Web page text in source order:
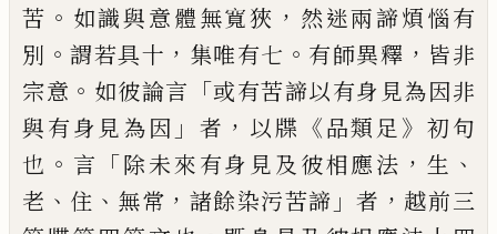
苦 。 如識與意體無寬狹 ， 然迷兩諦煩惱有
別 。謂若具十 ， 集唯有七 。 有師異釋 ， 皆非
宗意 。 如彼論言 「或有苦諦以有身見為因非
與有身見為因 」 者 ， 以牒 《品類足》 初句
也 。 言 「除未來有身 見及彼相應法 ， 生 、
老 、 住 、 無常 ， 諸餘染污苦諦 」者 ， 越前三